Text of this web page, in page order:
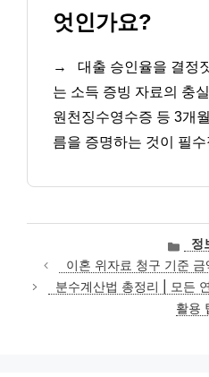
엇인가요?
→
대출 승인율을 결정
는 소득 증빙 자료의 충
원천징수영수증 등 3개
름을 증명하는 것이 필
카
테
고
리
정
이혼 위자료 청구 기준
분수계산법 총정리 | 모든
활용